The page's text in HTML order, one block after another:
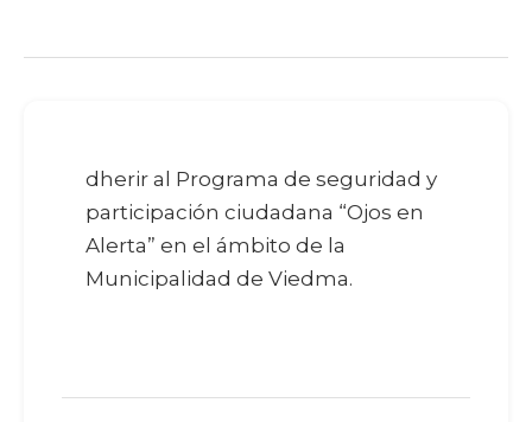
dherir al Programa de seguridad y
participación ciudadana “Ojos en
Alerta” en el ámbito de la
Municipalidad de Viedma.